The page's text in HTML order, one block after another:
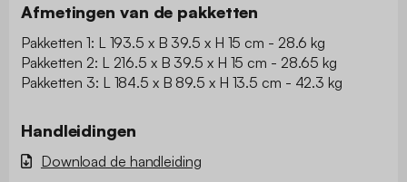
Afmetingen van de pakketten
Pakketten 1: L 193.5 x B 39.5 x H 15 cm - 28.6 kg
Pakketten 2: L 216.5 x B 39.5 x H 15 cm - 28.65 kg
Pakketten 3: L 184.5 x B 89.5 x H 13.5 cm - 42.3 kg
Handleidingen
Download de handleiding